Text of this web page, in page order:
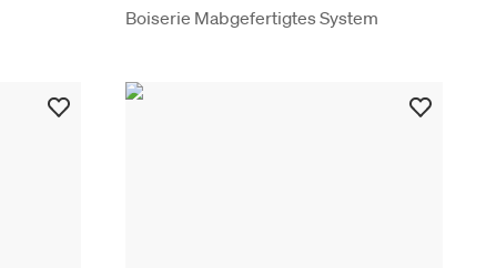
Boiserie Mabgefertigtes System